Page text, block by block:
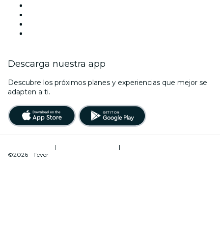
Descarga nuestra app
Descubre los próximos planes y experiencias que mejor se
adapten a ti.
| |
©2026 - Fever